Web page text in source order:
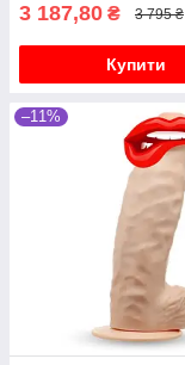
3 187,80 ₴ 3 795 ₴
Купити
–11%